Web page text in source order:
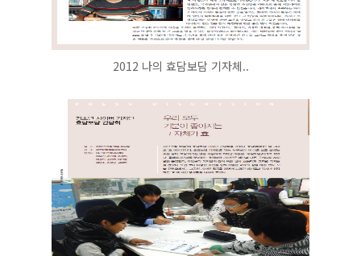
2012 나의 효담보담 기자체..